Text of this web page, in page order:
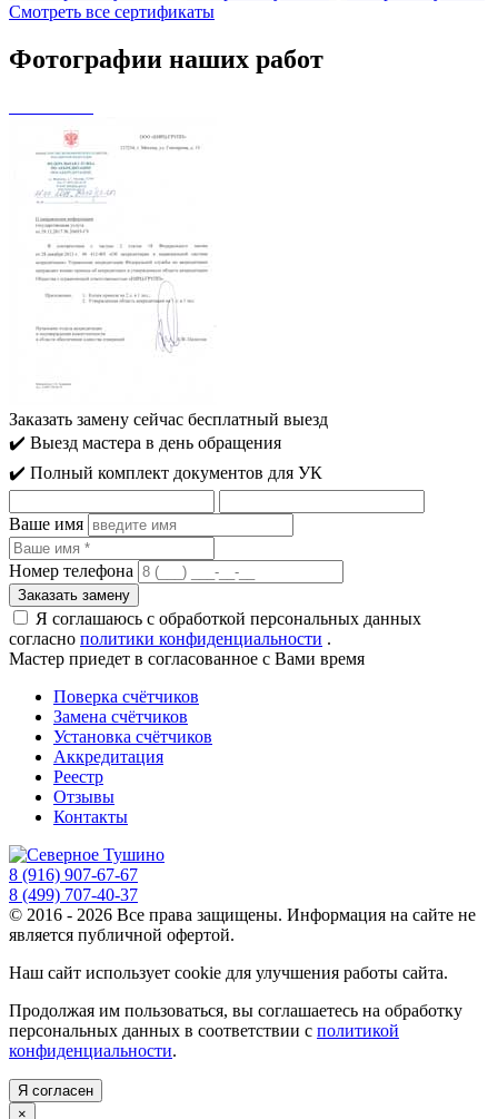
Смотреть все сертификаты
Фотографии наших работ
Заказать замену сейчас бесплатный выезд
✔️ Выезд мастера в день обращения
✔️ Полный комплект документов для УК
Ваше имя
Номер телефона
Я соглашаюсь с обработкой персональных данных
согласно политики конфиденциальности .
Мастер приедет в согласованное с Вами время
Поверка счётчиков
Замена счётчиков
Установка счётчиков
Аккредитация
Реестр
Отзывы
Контакты
8 (916) 907-67-67
8 (499) 707-40-37
© 2016 - 2026 Все права защищены. Информация на сайте не
является публичной офертой.
Наш сайт использует cookie для улучшения работы сайта.
Продолжая им пользоваться, вы соглашаетесь на обработку
персональных данных в соответствии с политикой
конфиденциальности.
Я согласен
×